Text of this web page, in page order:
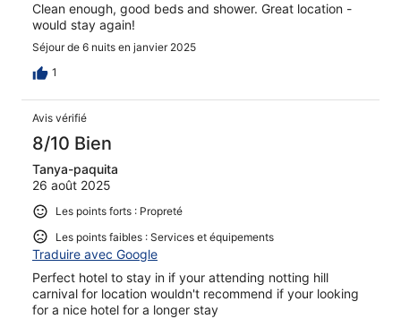
Clean enough, good beds and shower. Great location -
would stay again!
Séjour de 6 nuits en janvier 2025
1
Avis vérifié
8/10 Bien
Tanya-paquita
26 août 2025
Les points forts : Propreté
Les points faibles : Services et équipements
Traduire avec Google
Perfect hotel to stay in if your attending notting hill
carnival for location wouldn't recommend if your looking
for a nice hotel for a longer stay